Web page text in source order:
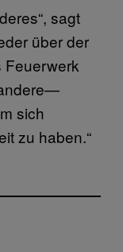
sagt
über der
Feuerwerk
sich
zu haben.“